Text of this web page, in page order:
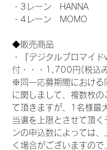
・3レーン　HANNA
・4レーン　MOMO
◆販売商品
・『デジタルブロマイ
付・・・1,700円(税込
※同一応募期間における
に関しまして、複数枚
て頂きますが、1名様最
当選を上限とさせて頂く
ンの申込数によっては
く場合がございますので